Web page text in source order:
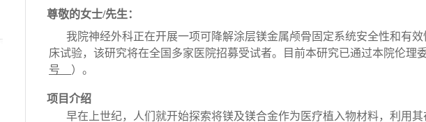
尊敬的女士/先生：
我院神经外科正在开展一项可降解涂层镁金属颅骨固定系统安全性和有
床试验，该研究将在全国 多家医院招募受试者。目前本研究已通过本院伦理
号
）。
项目介绍
早在上世纪，人们就开始探索将镁及镁合金作为医疗植入物材料，利用其